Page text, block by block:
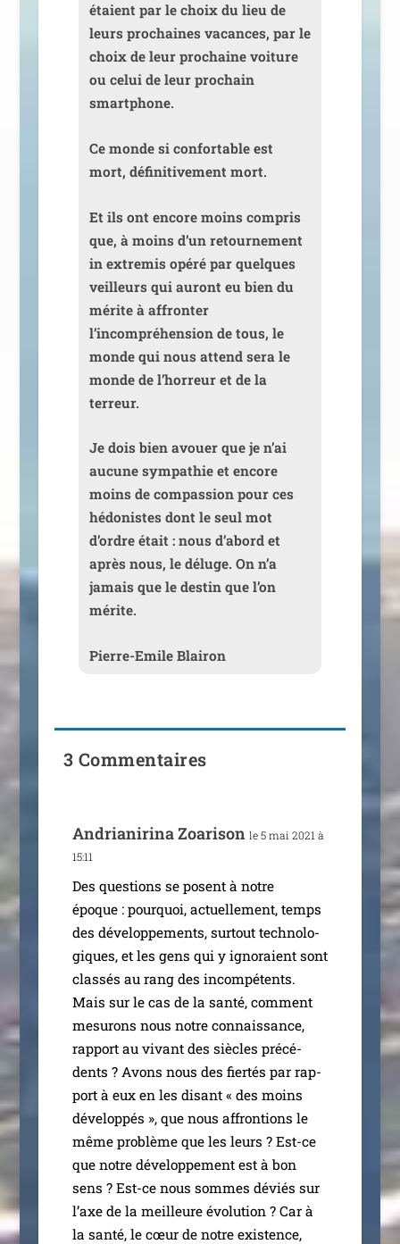
étaient par le choix du lieu de
leurs pro­chaines vacances, par le
choix de leur pro­chaine voi­ture
ou celui de leur pro­chain
smartphone.
Ce monde si confor­table est
mort, défi­ni­ti­ve­ment mort.
Et ils ont encore moins com­pris
que, à moins d’un retour­ne­ment
in extre­mis opé­ré par quelques
veilleurs qui auront eu bien du
mérite à affron­ter
l’incompréhension de tous, le
monde qui nous attend sera le
monde de l’horreur et de la
terreur.
Je dois bien avouer que je n’ai
aucune sym­pa­thie et encore
moins de com­pas­sion pour ces
hédo­nistes dont le seul mot
d’ordre était : nous d’abord et
après nous, le déluge. On n’a
jamais que le des­tin que l’on
mérite.
Pierre-Emile Blairon
3 Commentaires
Andrianirina Zoarison le 5 mai 2021 à
15:11
Des ques­tions se posent à notre
époque : pour­quoi, actuel­le­ment, temps
des déve­lop­pe­ments, sur­tout tech­no­lo­
giques, et les gens qui y igno­raient sont
clas­sés au rang des incom­pé­tents.
Mais sur le cas de la san­té, com­ment
mesu­rons nous notre connais­sance,
rap­port au vivant des siècles pré­cé­
dents ? Avons nous des fier­tés par rap­
port à eux en les disant « des moins
déve­lop­pés », que nous affron­tions le
même pro­blème que les leurs ? Est-ce
que notre déve­lop­pe­ment est à bon
sens ? Est-ce nous sommes déviés sur
l’axe de la meilleure évo­lu­tion ? Car à
la san­té, le cœur de notre exis­tence,